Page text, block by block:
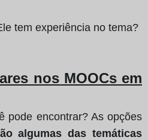
tem experiência no tema?
nos MOOCs em
pode encontrar? As opções
algumas das temáticas